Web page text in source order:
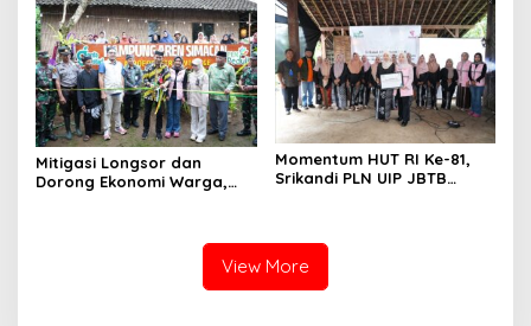
Rajatama
Mitigasi Longsor dan
Dorong Ekonomi Warga,
Momentum HUT RI Ke-81,
Srikandi PLN UIP JBTB
View More